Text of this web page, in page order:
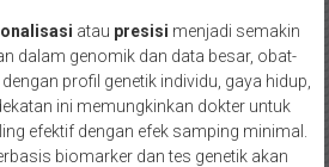
atau presisi menjadi semakin
dalam genomik dan data besar, obat-
profil genetik individu, gaya hidup,
ini memungkinkan dokter untuk
efektif dengan efek samping minimal.
biomarker dan tes genetik akan